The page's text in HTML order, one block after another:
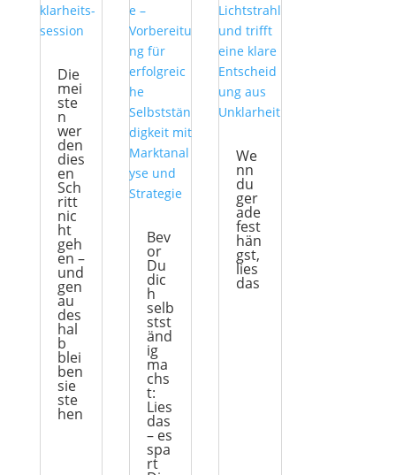
Die
mei
ste
n
wer
den
dies
en
Sch
ritt
nic
ht
geh
en –
und
gen
au
des
hal
b
blei
ben
sie
ste
hen
Bev
or
Du
dic
h
selb
stst
änd
ig
ma
chs
t:
Lies
das
– es
spa
rt
We
nn
du
ger
ade
fest
hän
gst,
lies
das